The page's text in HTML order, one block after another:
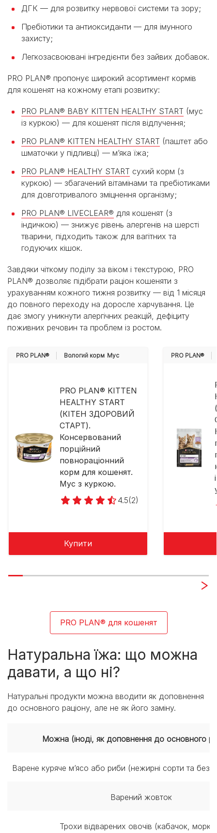
ДГК — для розвитку нервової системи та зору;
Пребіотики та антиоксиданти — для імунного
захисту;
Легкозасвоювані інгредієнти без зайвих добавок.
PRO PLAN® пропонує широкий асортимент кормів
для кошенят на кожному етапі розвитку:
PRO PLAN® BABY KITTEN HEALTHY START (мус
із куркою) — для кошенят після відлучення;
PRO PLAN® KITTEN HEALTHY START (паштет або
шматочки у підливці) — м’яка їжа;
PRO PLAN® HEALTHY START сухий корм (з
куркою) — збагачений вітамінами та пребіотиками
для довготривалого зміцнення організму;
PRO PLAN® LIVECLEAR® для кошенят (з
індичкою) — знижує рівень алергенів на шерсті
тварини, підходить також для вагітних та
годуючих кішок.
Завдяки чіткому поділу за віком і текстурою, PRO
PLAN® дозволяє підібрати раціон кошеняти з
урахуванням кожного тижня розвитку — від 1 місяця
до повного переходу на доросле харчування. Це
дає змогу уникнути алергічних реакцій, дефіциту
поживних речовин та проблем із ростом.
PRO PLAN® Вологий корм Мус
PRO PLAN® KITTEN
HEALTHY START
(КІТЕН ЗДОРОВИЙ
СТАРТ).
Консервований
порційний
повнораціонний
корм для кошенят.
Мус з куркою.
4.5(2)
Купити
PRO PLAN®
PRO PLAN® для кошенят
Натуральна їжа: що можна
давати, а що ні?
Натуральні продукти можна вводити як доповнення
до основного раціону, але не як його заміну.
Можна (іноді, як доповнення до основного
Варене куряче м’ясо або риби (нежирні сорти та без
Варений жовток
Трохи відварених овочів (кабачок,